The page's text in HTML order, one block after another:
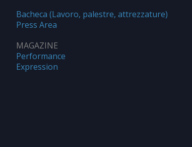
Bacheca (Lavoro, palestre, attrezzature)
Press Area
MAGAZINE
Performance
Expression